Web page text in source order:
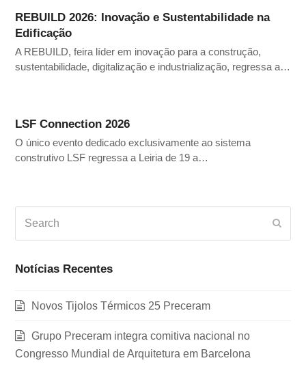
REBUILD 2026: Inovação e Sustentabilidade na
Edificação
A REBUILD, feira líder em inovação para a construção,
sustentabilidade, digitalização e industrialização, regressa a…
LSF Connection 2026
O único evento dedicado exclusivamente ao sistema
construtivo LSF regressa a Leiria de 19 a…
Notícias Recentes
Novos Tijolos Térmicos 25 Preceram
Grupo Preceram integra comitiva nacional no
Congresso Mundial de Arquitetura em Barcelona